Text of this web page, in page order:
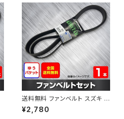
送料無料 ファンベルト スズキ ワ
ゴンR 型式MH34S H24.09～
H29.02 （国内トップメーカー）
¥2,780